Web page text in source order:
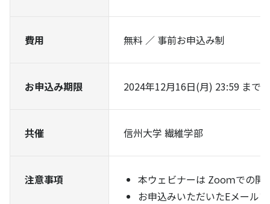
費用 無料 ／ 事前お申込み制
お申込み期限 2024年12月16日(月) 23:59 まで
共催 信州大学 繊維学部
注意事項
本ウェビナーは Zooｍでの開
お申込みいただいたEメール